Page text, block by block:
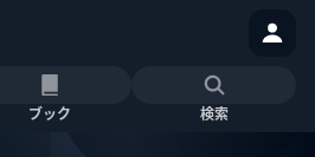
ブック 検索